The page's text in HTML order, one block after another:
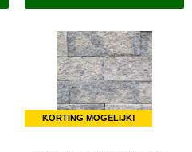
KORTING MOGELIJK!